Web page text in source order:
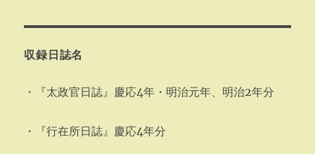
収録日誌名
・『太政官日誌』慶応4年・明治元年、明治2年分
・『行在所日誌』慶応4年分